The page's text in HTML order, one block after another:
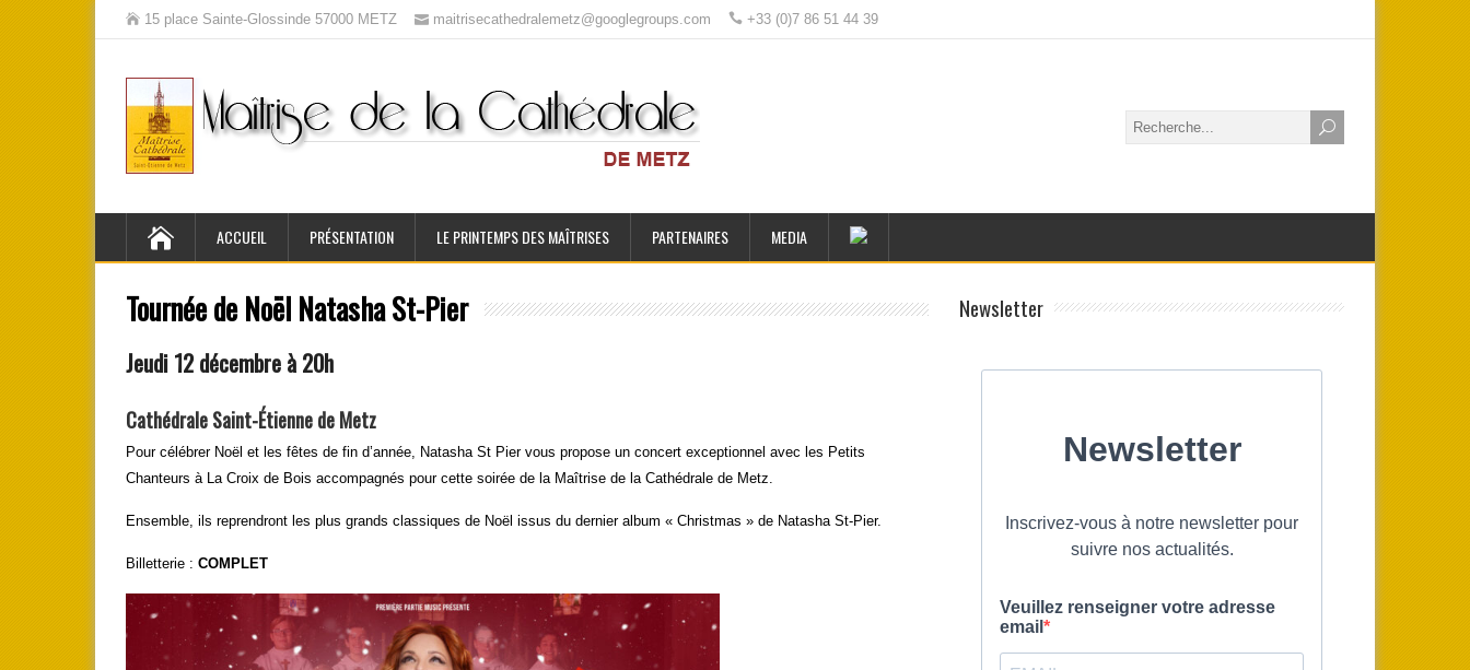
15 place Sainte-Glossinde 57000 METZ maitrisecathedralemetz@googlegroups.com +33 (0)7 86 51 44 39
ACCUEIL PRÉSENTATION LE PRINTEMPS DES MAÎTRISES PARTENAIRES MEDIA
Tournée de Noël Natasha St-Pier
Jeudi 12 décembre à 20h
Cathédrale Saint-Étienne de Metz
Pour célébrer Noël et les fêtes de fin d’année, Natasha St Pier vous propose un concert exceptionnel avec les Petits
Chanteurs à La Croix de Bois accompagnés pour cette soirée de la Maîtrise de la Cathédrale de Metz.
Ensemble, ils reprendront les plus grands classiques de Noël issus du dernier album « Christmas » de Natasha St-Pier.
Billetterie : COMPLET
Newsletter